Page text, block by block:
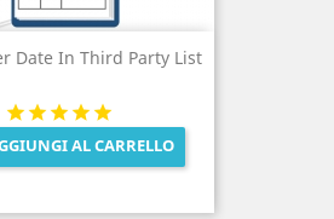
Date In Third Party List
AL CARRELLO